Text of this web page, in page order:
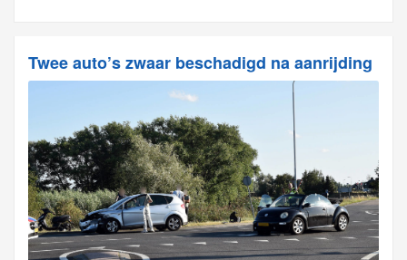
Twee auto’s zwaar beschadigd na aanrijding